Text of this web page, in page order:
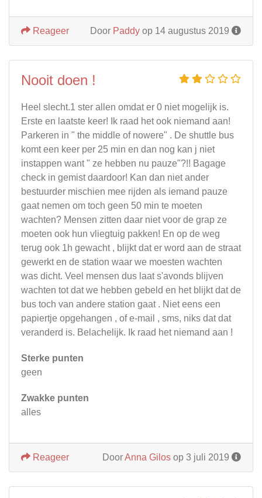
Door Paddy op 14 augustus 2019
Reageer
Nooit doen !
Heel slecht.1 ster allen omdat er 0 niet mogelijk is.
Erste en laatste keer! Ik raad het ook niemand aan!
Parkeren in " the middle of nowere" . De shuttle bus
komt een keer per 25 min en dan nog kan j niet
instappen want " ze hebben nu pauze"?!! Bagage
check in gemist daardoor! Kan dan niet ander
bestuurder mischien mee rijden als iemand pauze
gaat nemen om toch geen 50 min te moeten
wachten? Mensen zitten daar niet voor de grap ze
moeten ook hun vliegtuig pakken! En op de weg
terug ook 1h gewacht , blijkt dat er word aan de straat
gewerkt en de station waar we moesten wachten
was dicht. Veel mensen dus laat s'avonds blijven
wachten tot dat we hebben gebeld en het blijkt dat de
bus toch van andere station gaat . Niet eens een
papiertje opgehangen , of e-mail , sms, niks dat dat
veranderd is. Belachelijk. Ik raad het niemand aan !
Sterke punten
geen
Zwakke punten
alles
DoorAnna Gilos op 3 juli 2019
Reageer